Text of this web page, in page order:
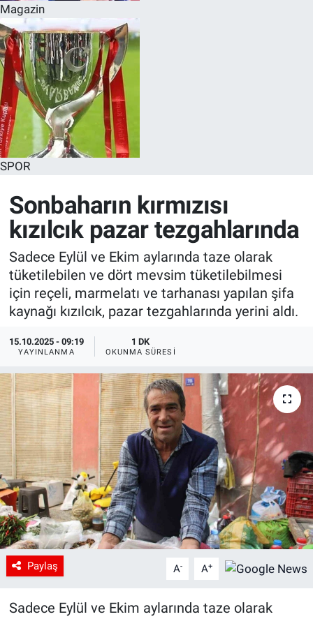
Magazin
SPOR
Sonbaharın kırmızısı
kızılcık pazar tezgahlarında
Sadece Eylül ve Ekim aylarında taze olarak
tüketilebilen ve dört mevsim tüketilebilmesi
için reçeli, marmelatı ve tarhanası yapılan şifa
kaynağı kızılcık, pazar tezgahlarında yerini aldı.
15.10.2025 - 09:19
YAYINLANMA
1 DK
OKUNMA SÜRESI
Paylaş A- A+
Sadece Eylül ve Ekim aylarında taze olarak